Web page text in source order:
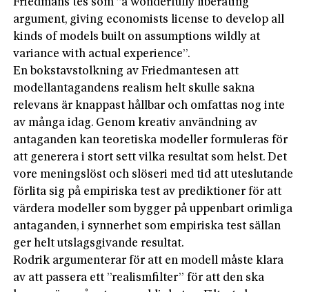
Friedmans tes som ”a wonderfully liberating
argument, giving economists license to develop all
kinds of models built on assumptions wildly at
variance with actual experience”.
En bokstavstolkning av Friedmantesen att
modellantagandens realism helt skulle sakna
relevans är knappast hållbar och omfattas nog inte
av många idag. Genom kreativ användning av
antaganden kan teoretiska modeller formuleras för
att generera i stort sett vilka resultat som helst. Det
vore meningslöst och slöseri med tid att uteslutande
förlita sig på empiriska test av prediktioner för att
värdera modeller som bygger på uppenbart orimliga
antaganden, i synnerhet som empiriska test sällan
ger helt utslagsgivande resultat.
Rodrik argumenterar för att en modell måste klara
av att passera ett ”realismfilter” för att den ska